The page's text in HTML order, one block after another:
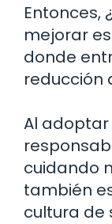
Entonces,
mejorar
donde
reducción
Al
cuidando
también
cultura de